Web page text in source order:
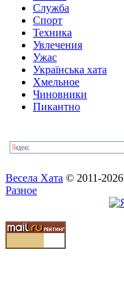
Служба
Спорт
Техника
Увлечения
Ужас
Українська хата
Хмельное
Чиновники
Пикантно
Весела Хата © 2011-2026
Разное